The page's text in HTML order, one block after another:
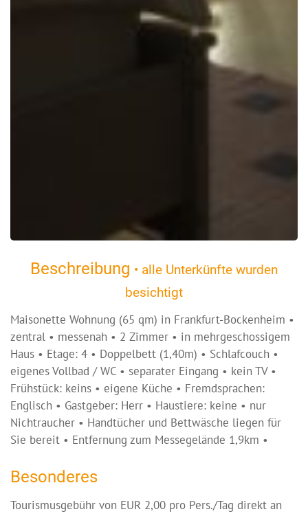
Beschreibung • alle Unterkünfte wurden
besichtigt
Maisonette Wohnung (65 qm) in Frankfurt-Bockenheim •
zentral • messenah • 2 Zimmer • in mehrgeschossigem
Haus • Etage: 4 • Doppelbett (1,40m) • Schlafcouch •
eigenes Vollbad / WC • separater Eingang • kein TV •
Frühstück: keins • eigene Küche • Fremdsprachen:
Englisch • Gastgeber: Herr • Haustiere: keine • nur
Nichtraucher • Handtücher und Bettwäsche liegen für
Sie bereit • Entfernung zum Messegelände 1,9km •
Besonderes
Tourismusgebühr von EUR 2,00 pro Pers./Tag direkt an